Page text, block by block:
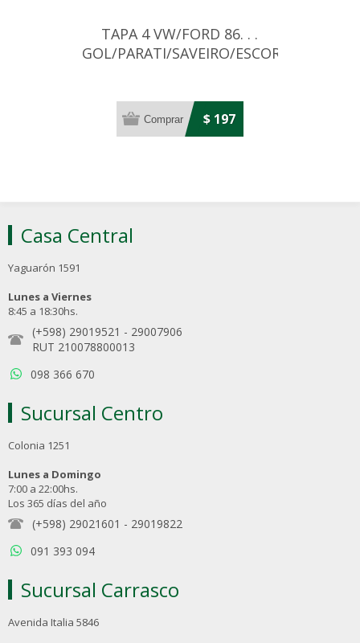
TAPA 4 VW/FORD 86. . .
GOL/PARATI/SAVEIRO/ESCORT
$ 197
Casa Central
Yaguarón 1591
Lunes a Viernes
8:45 a 18:30hs.
(+598) 29019521 - 29007906
RUT 210078800013
098 366 670
Sucursal Centro
Colonia 1251
Lunes a Domingo
7:00 a 22:00hs.
Los 365 días del año
(+598) 29021601 - 29019822
091 393 094
Sucursal Carrasco
Avenida Italia 5846